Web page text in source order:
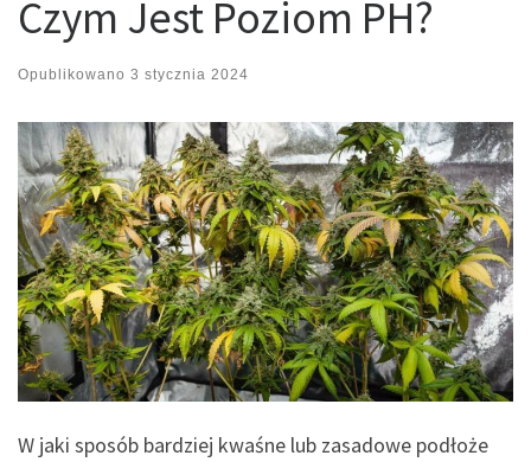
Czym Jest Poziom PH?
Opublikowano 3 stycznia 2024
W jaki sposób bardziej kwaśne lub zasadowe podłoże